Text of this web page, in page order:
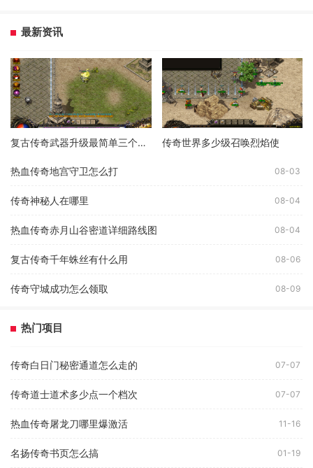
最新资讯
复古传奇武器升级最简单三个步骤 传奇世界多少级召唤烈焰使
热血传奇地宫守卫怎么打 08-03
传奇神秘人在哪里 08-04
热血传奇赤月山谷密道详细路线图 08-04
复古传奇千年蛛丝有什么用 08-06
传奇守城成功怎么领取 08-09
热门项目
传奇白日门秘密通道怎么走的 07-07
传奇道士道术多少点一个档次 07-07
热血传奇屠龙刀哪里爆激活 11-16
名扬传奇书页怎么搞 01-19